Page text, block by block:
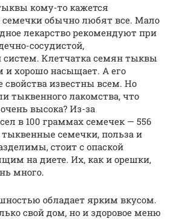
кому-то кажется
обычно любят все. Мало
лекарство рекомендуют при
сосудистой,
Клетчатка семян тыквы
и хорошо насыщает. А его
известны всем. Но
тыквенного лакомства, что
высока? Из-за
в 100 граммах семечек — 556
семечки, польза и
стоит с опаской
на диете. Их, как и орешки,
много.
обладает ярким вкусом.
свой дом, но и здоровое меню